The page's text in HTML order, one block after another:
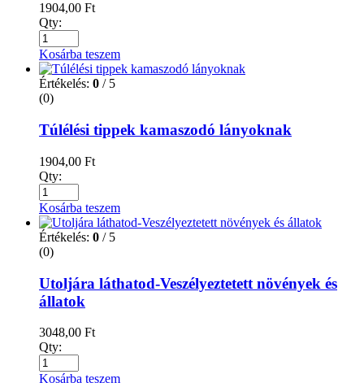
1904,00 Ft
Qty:
Kosárba teszem
Értékelés: 0 / 5
(0)
Túlélési tippek kamaszodó lányoknak
1904,00 Ft
Qty:
Kosárba teszem
Értékelés: 0 / 5
(0)
Utoljára láthatod-Veszélyeztetett növények és
állatok
3048,00 Ft
Qty:
Kosárba teszem